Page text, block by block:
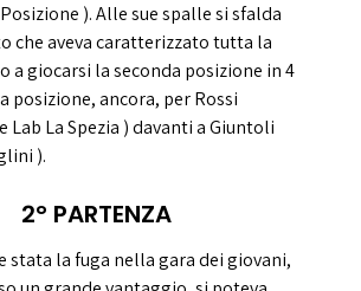
). Alle sue spalle si sfalda
che aveva caratterizzato tutta la
a giocarsi la seconda posizione in 4
posizione, ancora, per Rossi
Lab La Spezia ) davanti a Giuntoli
).
2° PARTENZA
stata la fuga nella gara dei giovani,